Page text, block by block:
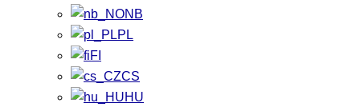
NB
PL
FI
CS
HU